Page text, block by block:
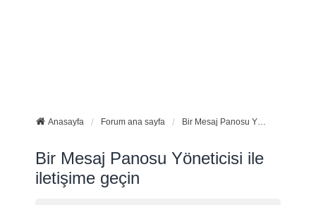
Anasayfa Forum ana sayfa Bir Mesaj Panosu Yöneticisi ile iletişime geçin
Bir Mesaj Panosu Yöneticisi ile
iletişime geçin